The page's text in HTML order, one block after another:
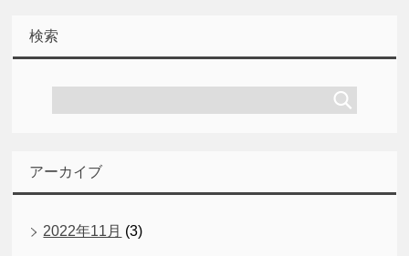
検索
アーカイブ
2022年11月 (3)